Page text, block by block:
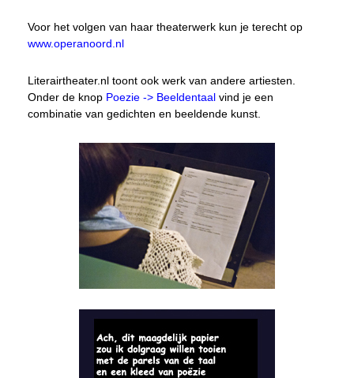
Voor het volgen van haar theaterwerk kun je terecht op
www.operanoord.nl
Literairtheater.nl toont ook werk van andere artiesten.
Onder de knop Poezie -> Beeldentaal vind je een
combinatie van gedichten en beeldende kunst.